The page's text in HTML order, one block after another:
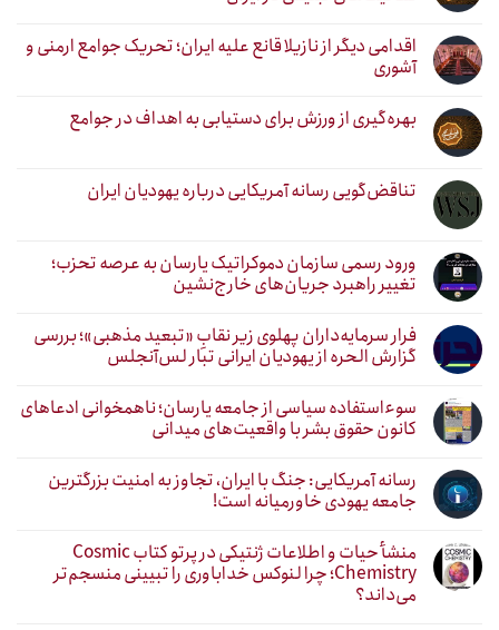
اقدامی دیگر از نازیلا قانع علیه ایران؛ تحریک جوامع ارمنی و
آشوری
بهره‌گیری از ورزش برای دستیابی به اهداف در جوامع
تناقض‌گویی رسانه آمریکایی درباره یهودیان ایران
ورود رسمی سازمان دموکراتیک یارسان به عرصه تحزب؛
تغییر راهبرد جریان‌های خارج‌نشین
فرار سرمایه‌داران پهلوی زیر نقابِ «تبعید مذهبی»؛ بررسی
گزارش الحره از یهودیان ایرانی تبار لس‌آنجلس
سوءاستفاده سیاسی از جامعه یارسان؛ ناهمخوانی ادعاهای
کانون حقوق بشر با واقعیت‌های میدانی
رسانه آمریکایی: جنگ با ایران، تجاوز به امنیت بزرگترین
جامعه یهودی خاورمیانه است!
منشأ حیات و اطلاعات ژنتیکی در پرتو کتاب Cosmic
Chemistry؛ چرا لنوکس خداباوری را تبیینی منسجم‌تر
می‌داند؟